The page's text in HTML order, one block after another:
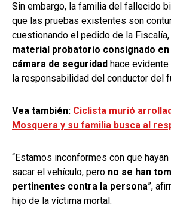
Sin embargo, la familia del fallecido
que las pruebas existentes son
cuestionando el pedido de la
material probatorio consignado en
cámara de seguridad hace
la responsabilidad del conductor del
Vea también: Ciclista murió
Mosquera y su familia busca al
“Estamos inconformes con que
sacar el vehículo, pero no se han
pertinentes contra la persona”,
hijo de la víctima mortal.